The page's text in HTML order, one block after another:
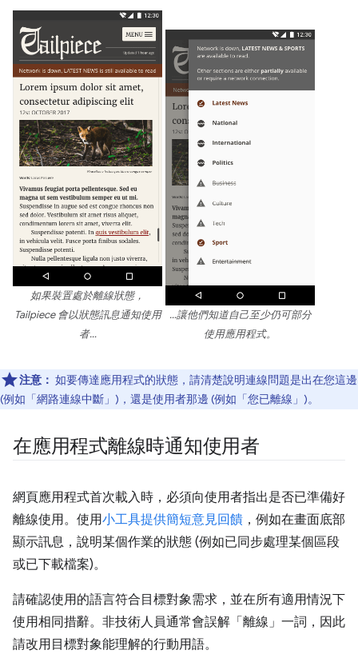
如果裝置處於離線狀態，
Tailpiece 會以狀態訊息通知使用
者…
…讓他們知道自己至少仍可部分
使用應用程式。
注意： 如要傳達應用程式的狀態，請清楚說明連線問題是出在您這邊
(例如「網路連線中斷」)，還是使用者那邊 (例如「您已離線」)。
在應用程式離線時通知使用者
網頁應用程式首次載入時，必須向使用者指出是否已準備好
離線使用。使用小工具提供簡短意見回饋 ，例如在畫面底部
顯示訊息，說明某個作業的狀態 (例如已同步處理某個區段
或已下載檔案)。
請確認使用的語言符合目標對象需求，並在所有適用情況下
使用相同措辭。非技術人員通常會誤解「離線」一詞，因此
請改用目標對象能理解的行動用語。